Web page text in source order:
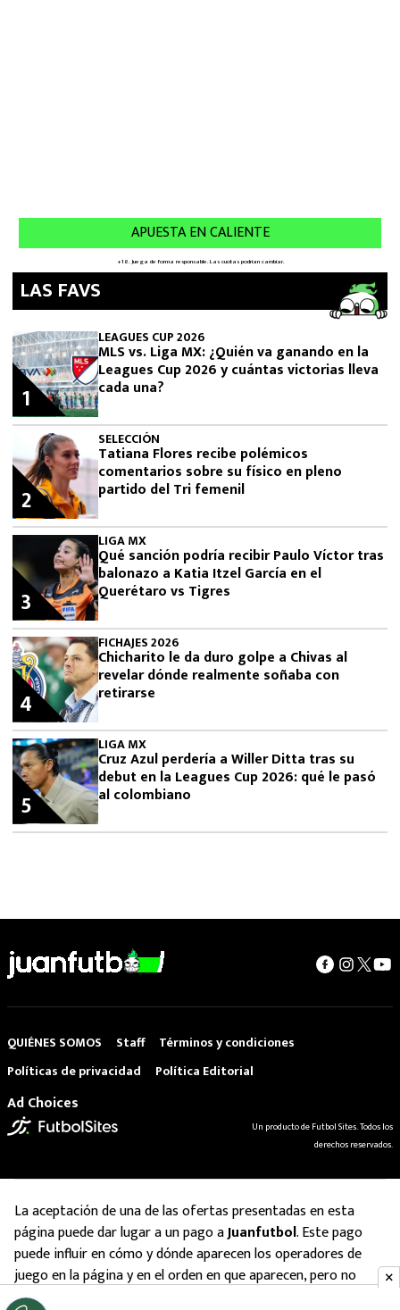
LAS FAVS
LEAGUES CUP 2026
MLS vs. Liga MX: ¿Quién va ganando en la
Leagues Cup 2026 y cuántas victorias lleva
cada una?
1
SELECCIÓN
Tatiana Flores recibe polémicos
comentarios sobre su físico en pleno
partido del Tri femenil
2
LIGA MX
Qué sanción podría recibir Paulo Víctor tras
balonazo a Katia Itzel García en el
Querétaro vs Tigres
3
FICHAJES 2026
Chicharito le da duro golpe a Chivas al
revelar dónde realmente soñaba con
retirarse
4
LIGA MX
Cruz Azul perdería a Willer Ditta tras su
debut en la Leagues Cup 2026: qué le pasó
al colombiano
5
QUIÉNES SOMOS Staff
Términos y condiciones
Políticas de privacidad
Política Editorial
Ad Choices
Un producto de Futbol Sites. Todos los
derechos reservados.
La aceptación de una de las ofertas presentadas en esta
página puede dar lugar a un pago aJuanfutbol. Este pago
puede influir en cómo y dónde aparecen los operadores de
juego en la página y en el orden en que aparecen, pero no
influye en nuestras evaluaciones.